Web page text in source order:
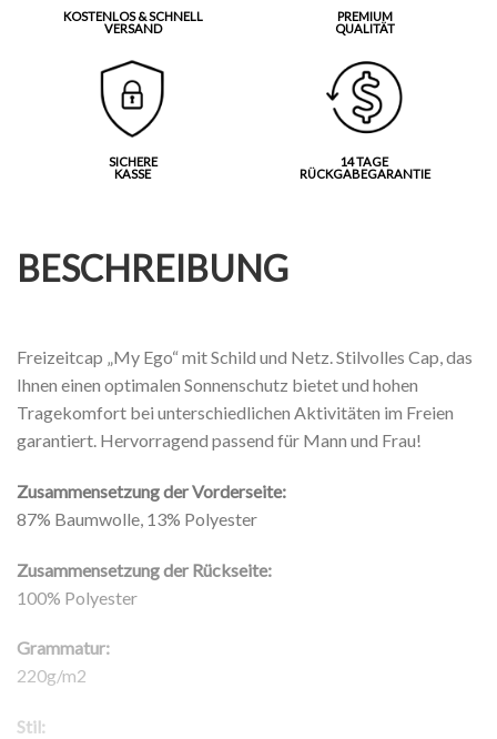
KOSTENLOS & SCHNELL
VERSAND
PREMIUM
QUALITÄT
SICHERE
KASSE
14 TAGE
RÜCKGABEGARANTIE
BESCHREIBUNG
Freizeitcap „My Ego“ mit Schild und Netz. Stilvolles Cap, das
Ihnen einen optimalen Sonnenschutz bietet und hohen
Tragekomfort bei unterschiedlichen Aktivitäten im Freien
garantiert. Hervorragend passend für Mann und Frau!
Zusammensetzung der Vorderseite:
87% Baumwolle, 13% Polyester
Zusammensetzung der Rückseite:
100% Polyester
Grammatur:
220g/m2
Stil: